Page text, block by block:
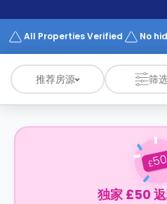
Works
All Properties Verified No
推荐房源 筛
£50
独家 £50